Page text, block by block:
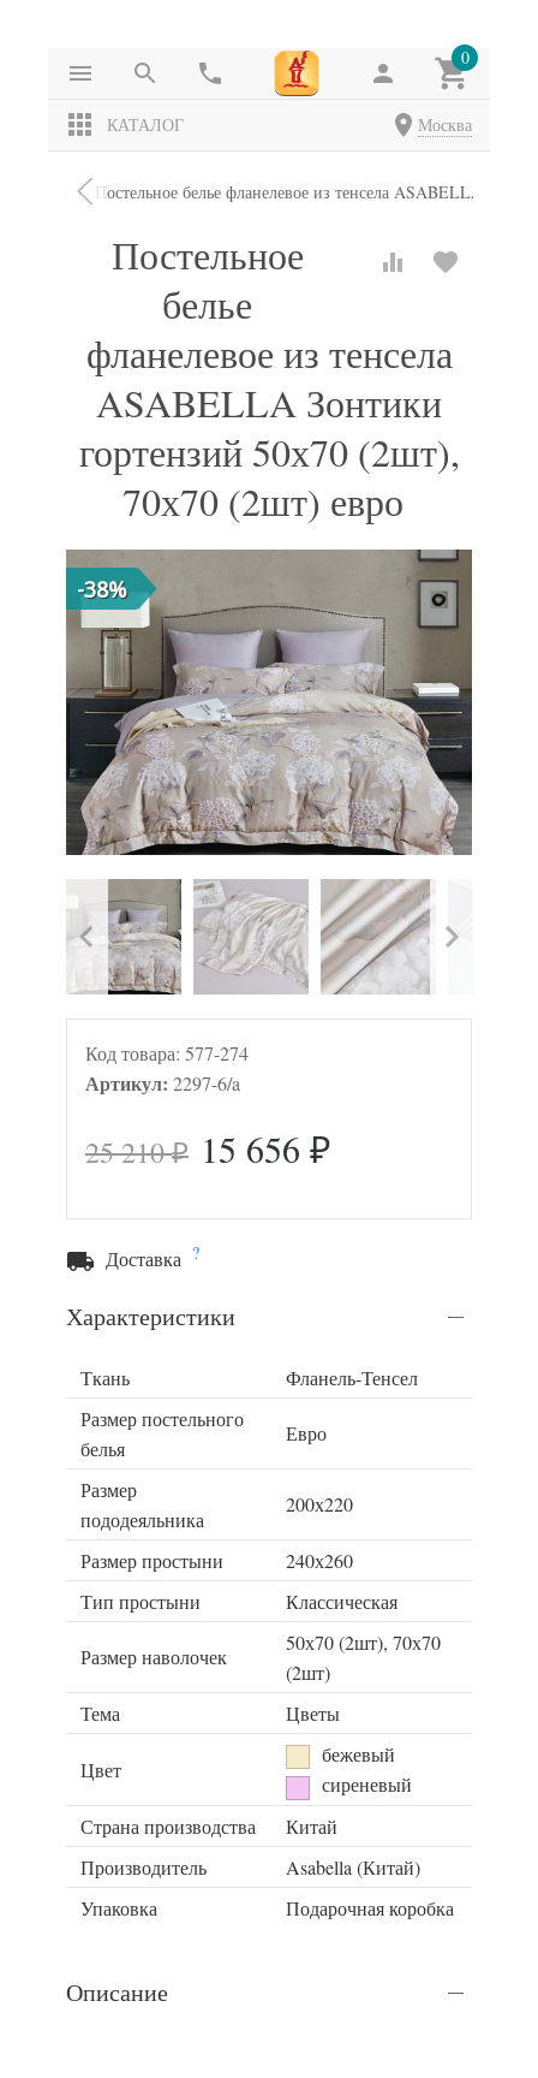
0
КАТАЛОГ Москва
Постельное белье фланелевое из тенсела ASABELLA
Постельное
белье
фланелевое из тенсела
ASABELLA Зонтики
гортензий 50х70 (2шт),
70х70 (2шт) евро
-38%
Код товара: 577-274
Артикул: 2297-6/a
25 210₽ 15 656 ₽
Доставка ?
Характеристики
Ткань
Фланель-Тенсел
Размер постельного
белья
Евро
Размер
пододеяльника
200х220
Размер простыни
240х260
Тип простыни
Классическая
Размер наволочек
50х70 (2шт), 70х70
(2шт)
Тема
Цветы
Цвет
бежевый
сиреневый
Страна производства
Китай
Производитель
Asabella (Китай)
Упаковка
Подарочная коробка
Описание